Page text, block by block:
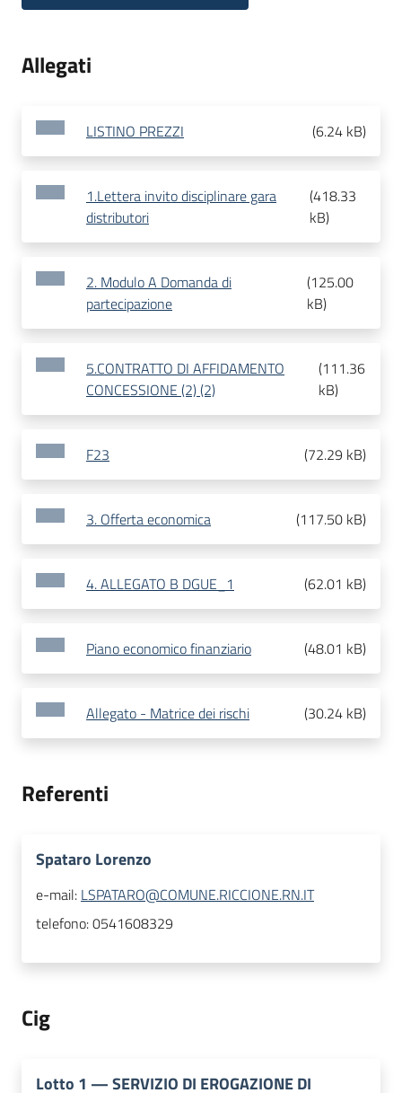
Allegati
LISTINO PREZZI (6.24 kB)
1.Lettera invito disciplinare gara
distributori
(418.33
kB)
2. Modulo A Domanda di
partecipazione
(125.00
kB)
5.CONTRATTO DI AFFIDAMENTO
CONCESSIONE (2) (2)
(111.36
kB)
F23 (72.29 kB)
3. Offerta economica (117.50 kB)
4. ALLEGATO B DGUE_1 (62.01 kB)
Piano economico finanziario (48.01 kB)
Allegato - Matrice dei rischi (30.24 kB)
Referenti
Spataro Lorenzo
e-mail: LSPATARO@COMUNE.RICCIONE.RN.IT
telefono:0541608329
Cig
Lotto 1 —SERVIZIO DI EROGAZIONE DI